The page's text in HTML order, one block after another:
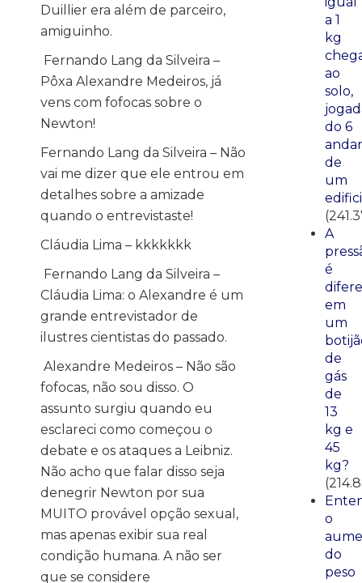
Duillier era além de parceiro,
amiguinho.
Fernando Lang da Silveira –
Pôxa Alexandre Medeiros, já
vens com fofocas sobre o
Newton!
Fernando Lang da Silveira – Não
vai me dizer que ele entrou em
detalhes sobre a amizade
quando o entrevistaste!
Cláudia Lima – kkkkkkk
Fernando Lang da Silveira –
Cláudia Lima: o Alexandre é um
grande entrevistador de
ilustres cientistas do passado.
Alexandre Medeiros – Não são
fofocas, não sou disso. O
assunto surgiu quando eu
esclareci como começou o
debate e os ataques a Leibniz.
Não acho que falar disso seja
denegrir Newton por sua
MUITO provável opção sexual,
mas apenas exibir sua real
condição humana. A não ser
que se considere
a 1
kg
ao
solo,
do 6
andar
de
um
A
é
em
um
de
gás
de
13
kg e
45
kg?
o
do
peso